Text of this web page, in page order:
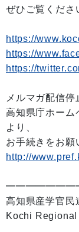
ぜひご覧くださ
https://
https://
https://
メルマガ配信停
高知県庁ホーム
より、
お手続きをお願
http://
高知県産学官
Kochi